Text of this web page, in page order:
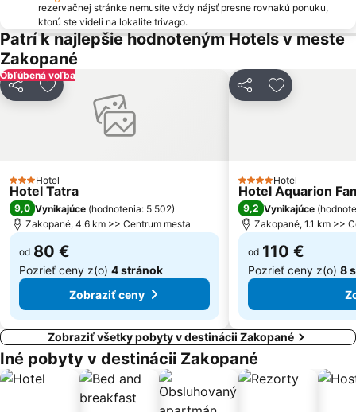
Podbanské
Poprad
Tatry Express
Liptov
Hawrań - Jurgów Ski
Štrbské Pleso
Palenica
Gubałówka
Tatra National Park
Lomnický štít
Stacja narciarska Kasprowy Wierch
Strachan – Ždiar
Krušetnica
rezervačnej stránke nemusíte vždy nájsť presne rovnakú ponuku,
ktorú ste videli na lokalite trivago.
Patrí k najlepšie hodnoteným Hotels v meste
Zakopané
Obľúbená voľba
ZdieľaťPridať do obľúbených
3 Počet hviezdičiek
Hotel
Hotel Tatra
9,0 Vynikajúce (hodnotenia: 5 502)
Zakopané, 4.6 km >> Centrum mesta
od 80 €
Pozrieť ceny z(o) 4 stránok
Zobraziť ceny
ZdieľaťPridať do
4 Počet hviezdičiek
Hotel
Hotel Aquarion
9,2 Vynikajúce (
Zakopané, 1.1 km >>
od 110 €
Pozrieť ceny z(o) 8
Zobraziť všetky pobyty v destinácii Zakopané
Iné pobyty v destinácii Zakopané